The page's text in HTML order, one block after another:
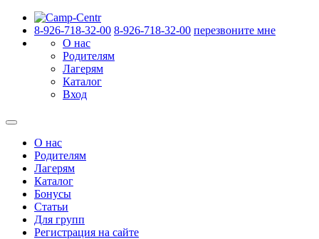
8-926-718-32-00 8-926-718-32-00 перезвоните мне
О нас
Родителям
Лагерям
Каталог
Вход
О нас
Родителям
Лагерям
Каталог
Бонусы
Статьи
Для групп
Регистрация на сайте